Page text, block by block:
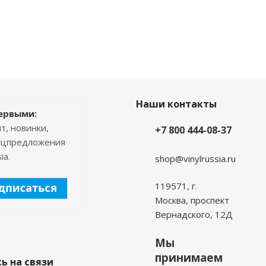
новинки,
на связи
Наши контакты
+7 800 444-08-37
shop@vinylrussia.ru
119571,г.
Москва, проспект
Вернадского, 12Д
Мы
принимаем